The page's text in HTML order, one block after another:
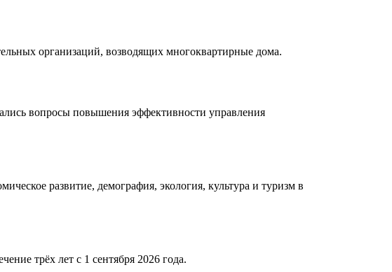
организаций, возводящих многоквартирные дома.
вопросы повышения эффективности управления
развитие, демография, экология, культура и туризм в
трёх лет с 1 сентября 2026 года.